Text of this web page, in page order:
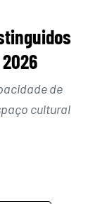
de
cultural